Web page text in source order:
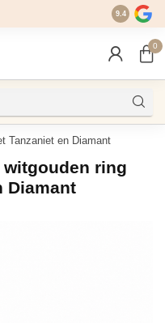
9.4
0
Tanzaniet en Diamant
witgouden ring
Diamant